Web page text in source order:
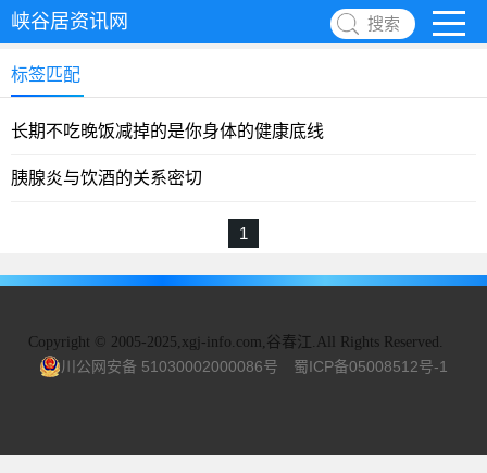
峡谷居资讯网 搜索
标签匹配
长期不吃晚饭减掉的是你身体的健康底线
胰腺炎与饮酒的关系密切
1
Copyright © 2005-2025,xgj-info.com,谷春江.All Rights Reserved.
川公网安备 51030002000086号 蜀ICP备05008512号-1